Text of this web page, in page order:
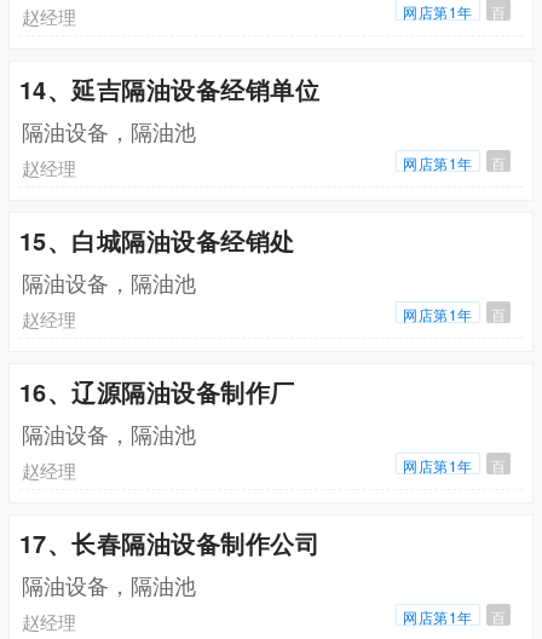
赵经理 网店第1年 百
14、延吉隔油设备经销单位
隔油设备，隔油池
赵经理 网店第1年 百
15、白城隔油设备经销处
隔油设备，隔油池
赵经理 网店第1年 百
16、辽源隔油设备制作厂
隔油设备，隔油池
赵经理 网店第1年 百
17、长春隔油设备制作公司
隔油设备，隔油池
赵经理 网店第1年 百